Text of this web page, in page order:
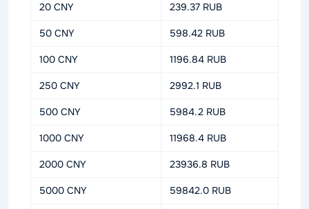
20 CNY 239.37 RUB
50 CNY 598.42 RUB
100 CNY 1196.84 RUB
250 CNY 2992.1 RUB
500 CNY 5984.2 RUB
1000 CNY 11968.4 RUB
2000 CNY 23936.8 RUB
5000 CNY 59842.0 RUB